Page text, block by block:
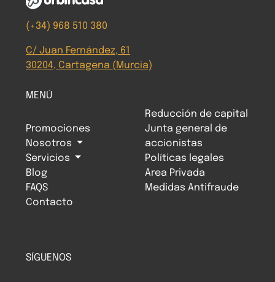
(+34) 968 510 380
C/ Juan Fernández, 61
30204, Cartagena (Murcia)
MENÚ
Promociones
Nosotros
Servicios
Blog
FAQS
Contacto
Reducción de capital
Junta general de
accionistas
Políticas legales
Area Privada
Medidas Antifraude
SÍGUENOS